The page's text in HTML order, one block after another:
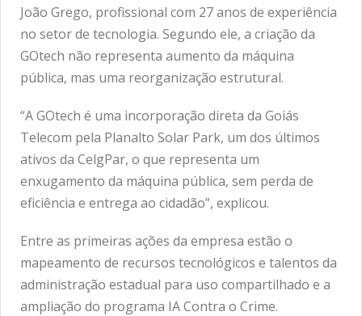
João Grego, profissional com 27 anos de experiência
no setor de tecnologia. Segundo ele, a criação da
GOtech não representa aumento da máquina
pública, mas uma reorganização estrutural.
“A GOtech é uma incorporação direta da Goiás
Telecom pela Planalto Solar Park, um dos últimos
ativos da CelgPar, o que representa um
enxugamento da máquina pública, sem perda de
eficiência e entrega ao cidadão”, explicou.
Entre as primeiras ações da empresa estão o
mapeamento de recursos tecnológicos e talentos da
administração estadual para uso compartilhado e a
ampliação do programa IA Contra o Crime.